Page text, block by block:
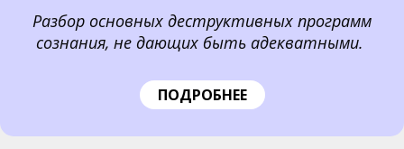
Разбор основных деструктивных программ
сознания, не дающих быть адекватными.
ПОДРОБНЕЕ